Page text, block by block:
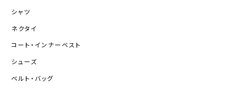
シャツ
ネクタイ
コート・インナーベスト
シューズ
ベルト・バッグ